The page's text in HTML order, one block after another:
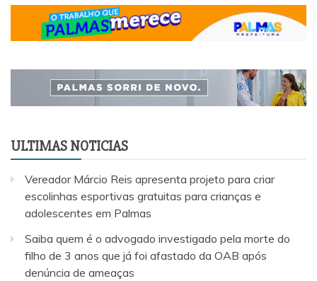
ULTIMAS NOTICIAS
Vereador Márcio Reis apresenta projeto para criar
escolinhas esportivas gratuitas para crianças e
adolescentes em Palmas
Saiba quem é o advogado investigado pela morte do
filho de 3 anos que já foi afastado da OAB após
denúncia de ameaças